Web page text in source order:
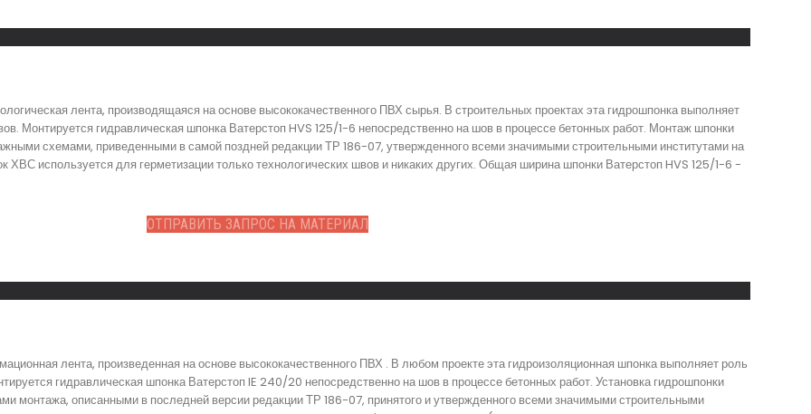
лента, производящаяся на основе высококачественного ПВХ сырья. В строительных проектах эта гидрошпонка выполняет
Монтируется гидравлическая шпонка Ватерстоп HVS 125/1-6 непосредственно на шов в процессе бетонных работ. Монтаж шпонки
схемами, приведенными в самой поздней редакции ТР 186-07, утвержденного всеми значимыми строительными институтами на
используется для герметизации только технологических швов и никаких других. Общая ширина шпонки Ватерстоп HVS 125/1-6 -
ОТПРАВИТЬ ЗАПРОС НА МАТЕРИАЛ
лента, произведенная на основе высококачественного ПВХ . В любом проекте эта гидроизоляционная шпонка выполняет роль
гидравлическая шпонка Ватерстоп IE 240/20 непосредственно на шов в процессе бетонных работ. Установка гидрошпонки
монтажа, описанными в последней версии редакции ТР 186-07, принятого и утвержденного всеми значимыми строительными